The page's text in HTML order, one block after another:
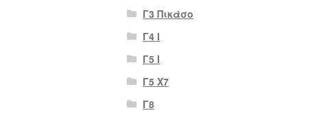
Γ3 Πικάσο
Γ4 Ι
Γ5 Ι
Γ5 Χ7
Γ8